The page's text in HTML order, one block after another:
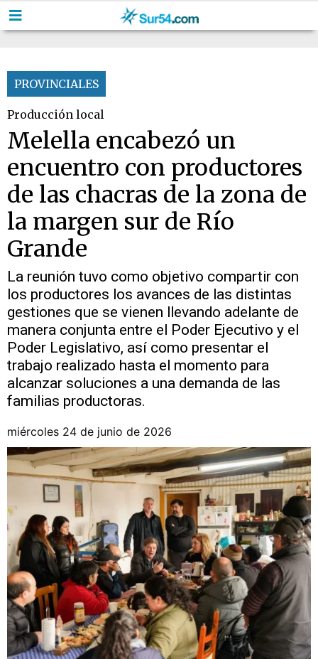
PROVINCIALES
Producción local
Melella encabezó un
encuentro con productores
de las chacras de la zona de
la margen sur de Río
Grande
La reunión tuvo como objetivo compartir con
los productores los avances de las distintas
gestiones que se vienen llevando adelante de
manera conjunta entre el Poder Ejecutivo y el
Poder Legislativo, así como presentar el
trabajo realizado hasta el momento para
alcanzar soluciones a una demanda de las
familias productoras.
miércoles 24 de junio de 2026